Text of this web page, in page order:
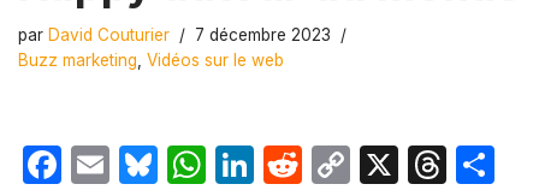
par David Couturier
7 décembre 2023
Buzz marketing Vidéos sur le web
F
E
Bl W Li R
C
X
T